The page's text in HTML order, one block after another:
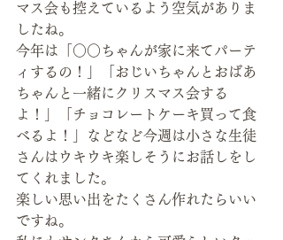
マス会も控えているよう空気がありま
したね。
今年は「○○ちゃんが家に来てパーテ
ィするの！」「おじいちゃんとおばあ
ちゃんと一緒にクリスマス会する
よ！」「チョコレートケーキ買って食
べるよ！」などなど今週は小さな生徒
さんはウキウキ楽しそうにお話しをし
てくれました。
楽しい思い出をたくさん作れたらいい
ですね。